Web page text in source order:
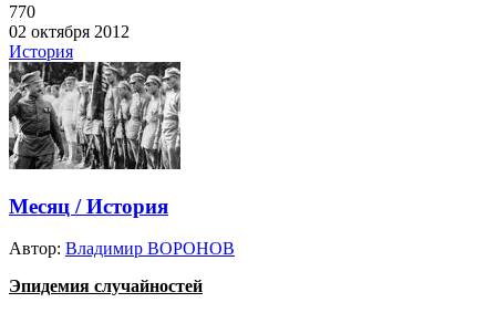
770
02 октября 2012
История
Месяц / История
Автор: Владимир ВОРОНОВ
Эпидемия случайностей